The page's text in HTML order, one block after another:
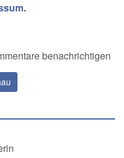
.
benachrichtigen